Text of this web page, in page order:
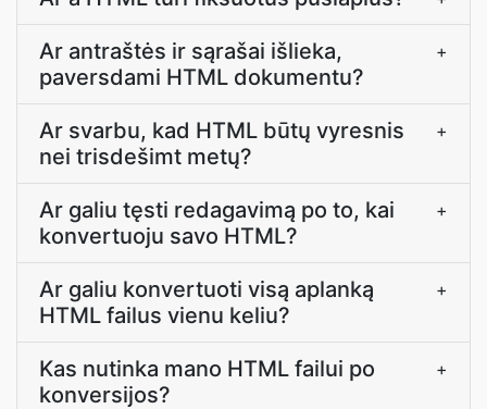
Ar antraštės ir sąrašai išlieka,
paversdami HTML dokumentu?
+
Ar svarbu, kad HTML būtų vyresnis
nei trisdešimt metų?
+
Ar galiu tęsti redagavimą po to, kai
konvertuoju savo HTML?
+
Ar galiu konvertuoti visą aplanką
HTML failus vienu keliu?
+
Kas nutinka mano HTML failui po
konversijos?
+